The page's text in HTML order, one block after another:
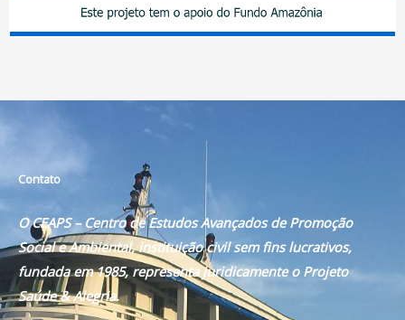
Contato
O CEAPS – Centro de Estudos Avançados de Promoção
Social e Ambiental, instituição civil sem fins lucrativos,
fundada em 1985, representa juridicamente o Projeto
Saúde & Alegria.